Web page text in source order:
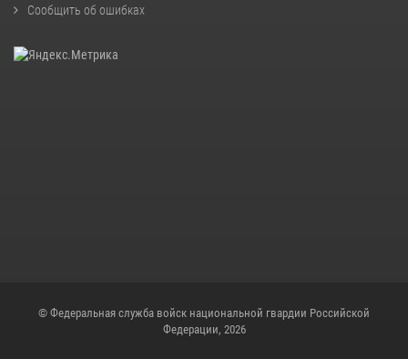
Сообщить об ошибках
© Федеральная служба войск национальной гвардии Российской
Федерации, 2026